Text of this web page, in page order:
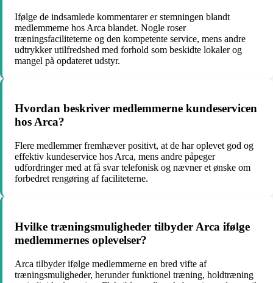
Ifølge de indsamlede kommentarer er stemningen blandt
medlemmerne hos Arca blandet. Nogle roser
træningsfaciliteterne og den kompetente service, mens andre
udtrykker utilfredshed med forhold som beskidte lokaler og
mangel på opdateret udstyr.
Hvordan beskriver medlemmerne kundeservicen
hos Arca?
Flere medlemmer fremhæver positivt, at de har oplevet god og
effektiv kundeservice hos Arca, mens andre påpeger
udfordringer med at få svar telefonisk og nævner et ønske om
forbedret rengøring af faciliteterne.
Hvilke træningsmuligheder tilbyder Arca ifølge
medlemmernes oplevelser?
Arca tilbyder ifølge medlemmerne en bred vifte af
træningsmuligheder, herunder funktionel træning, holdtræning